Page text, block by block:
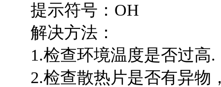
提示符号：OH
解决方法：
1.检查环境温度是否过高.
2.检查散热片是否有异物